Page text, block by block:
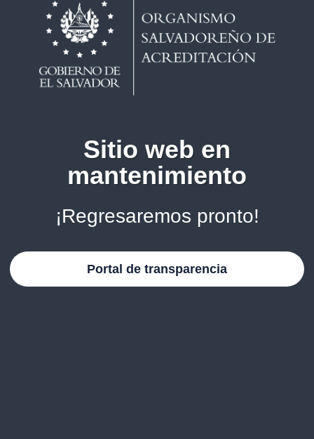
Sitio web en
mantenimiento
¡Regresaremos pronto!
Portal de transparencia